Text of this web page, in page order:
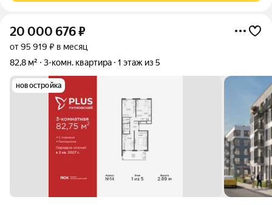
20 000 676₽
от 95 919 ₽ в месяц
82,8 м²
3-комн. квартира 1 этаж из 5
новостройка